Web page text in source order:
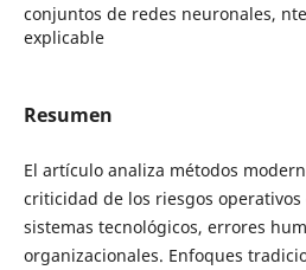
conjuntos de redes neuronales,
explicable
Resumen
El artículo analiza métodos
criticidad de los riesgos
sistemas tecnológicos, errores
organizacionales. Enfoques